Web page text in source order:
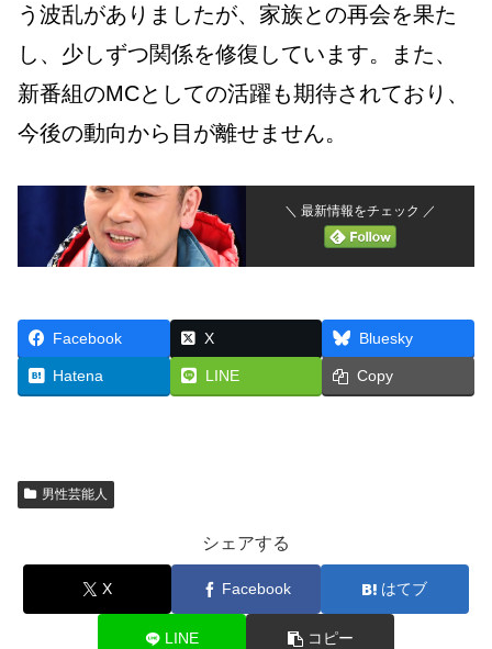
う波乱がありましたが、家族との再会を果た
し、少しずつ関係を修復しています。また、
新番組のMCとしての活躍も期待されており、
今後の動向から目が離せません。
＼ 最新情報をチェック ／
Facebook X Bluesky
Hatena LINE Copy
男性芸能人
シェアする
X Facebook はてブ
LINE コピー